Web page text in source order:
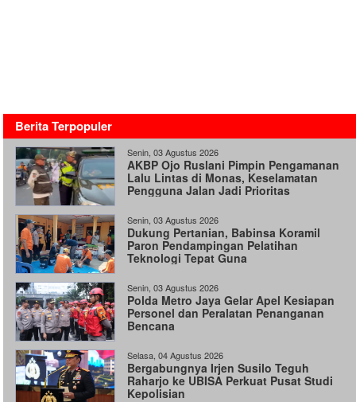
Berita Terpopuler
Senin, 03 Agustus 2026
AKBP Ojo Ruslani Pimpin Pengamanan
Lalu Lintas di Monas, Keselamatan
Pengguna Jalan Jadi Prioritas
Senin, 03 Agustus 2026
Dukung Pertanian, Babinsa Koramil
Paron Pendampingan Pelatihan
Teknologi Tepat Guna
Senin, 03 Agustus 2026
Polda Metro Jaya Gelar Apel Kesiapan
Personel dan Peralatan Penanganan
Bencana
Selasa, 04 Agustus 2026
Bergabungnya Irjen Susilo Teguh
Raharjo ke UBISA Perkuat Pusat Studi
Kepolisian